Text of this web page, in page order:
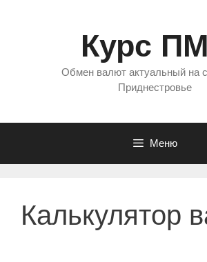
Курс
Обмен валют актуальный на
Приднестровье
Меню
Калькулятор